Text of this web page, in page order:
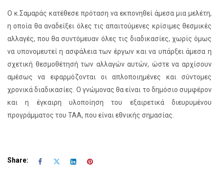
Ο κ.Σαμαράς κατέθεσε πρόταση να εκπονηθεί άμεσα μια μελέτη,
η οποία θα αναδείξει όλες τις απαιτούμενες κρίσιμες θεσμικές
αλλαγές, που θα συντόμευαν όλες τις διαδικασίες, χωρίς όμως
να υπονομευτεί η ασφάλεια των έργων και να υπάρξει άμεσα η
σχετική θεσμοθέτησή των αλλαγών αυτών, ώστε να αρχίσουν
αμέσως να εφαρμόζονται οι απλοποιημένες και σύντομες
χρονικά διαδικασίες. Ο γνώμονας θα είναι το δημόσιο συμφέρον
και η έγκαιρη υλοποίηση του εξαιρετικά διευρυμένου
προγράμματος του ΤΑΑ, που είναι εθνικής σημασίας.
Share: